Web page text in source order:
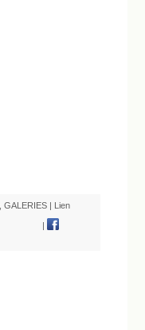
GALERIES | Lien
|